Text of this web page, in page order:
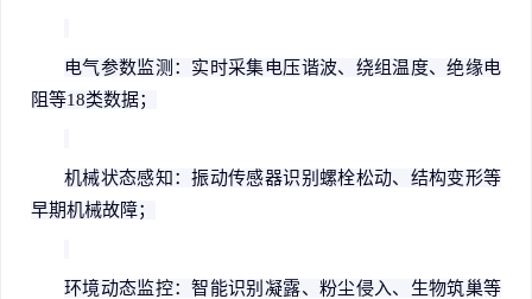
电气参数监测：实时采集电压谐波、绕组温度、绝缘电
阻等18类数据；
机械状态感知：振动传感器识别螺栓松动、结构变形等
早期机械故障；
环境动态监控：智能识别凝露、粉尘侵入、生物筑巢等